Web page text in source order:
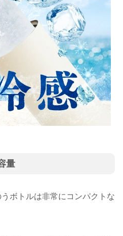
量
ボトルは非常にコンパクトな